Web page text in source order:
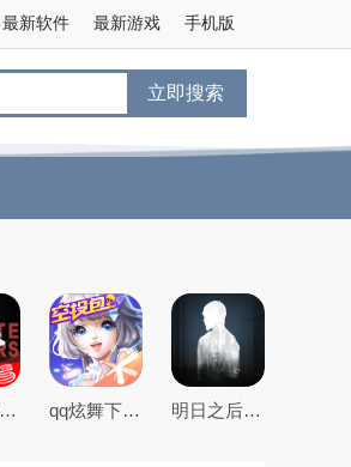
手机版
最新游戏
最新软件
立即搜索
率土之滨手游下载2026最新版本 qq炫舞下载2026最新版 明日之后官方手游版